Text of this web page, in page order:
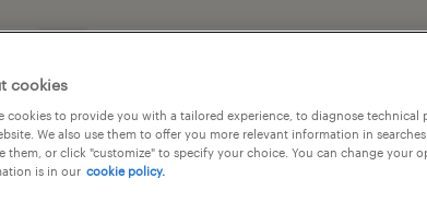
タント-大阪オフィス
大阪, 大阪府
cookies
cookies to provide you with a tailored experience, to diagnose technical
We also use them to offer you more relevant information in
them, or click "customize" to specify your choice. You can change your
is in our cookie policy.